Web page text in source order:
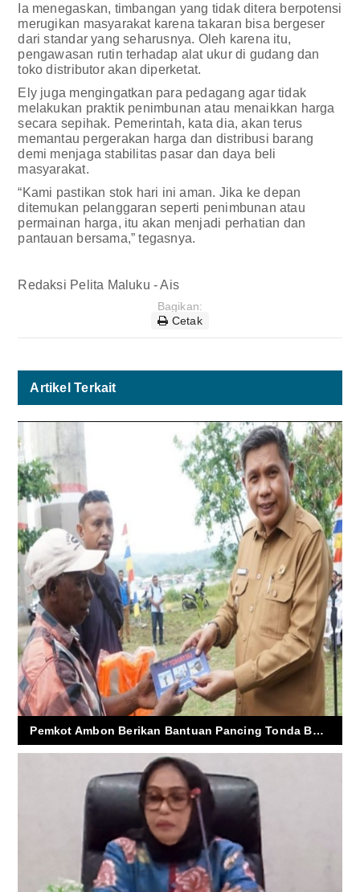
Ia menegaskan, timbangan yang tidak ditera berpotensi
merugikan masyarakat karena takaran bisa bergeser
dari standar yang seharusnya. Oleh karena itu,
pengawasan rutin terhadap alat ukur di gudang dan
toko distributor akan diperketat.
Ely juga mengingatkan para pedagang agar tidak
melakukan praktik penimbunan atau menaikkan harga
secara sepihak. Pemerintah, kata dia, akan terus
memantau pergerakan harga dan distribusi barang
demi menjaga stabilitas pasar dan daya beli
masyarakat.
“Kami pastikan stok hari ini aman. Jika ke depan
ditemukan pelanggaran seperti penimbunan atau
permainan harga, itu akan menjadi perhatian dan
pantauan bersama,” tegasnya.
Redaksi Pelita Maluku - Ais
Bagikan:
Cetak
Artikel Terkait
Pemkot Ambon Berikan Bantuan Pancing Tonda Bagi Kelompok Nelayan